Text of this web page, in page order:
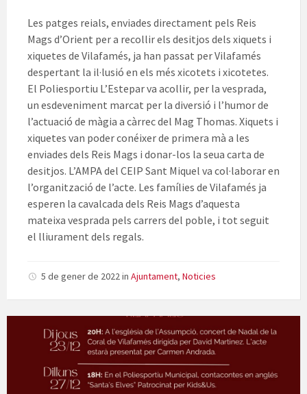
Les patges reials, enviades directament pels Reis
Mags d’Orient per a recollir els desitjos dels xiquets i
xiquetes de Vilafamés, ja han passat per Vilafamés
despertant la il·lusió en els més xicotets i xicotetes.
El Poliesportiu L’Estepar va acollir, per la vesprada,
un esdeveniment marcat per la diversió i l’humor de
l’actuació de màgia a càrrec del Mag Thomas. Xiquets i
xiquetes van poder conéixer de primera mà a les
enviades dels Reis Mags i donar-los la seua carta de
desitjos. L’AMPA del CEIP Sant Miquel va col·laborar en
l’organització de l’acte. Les famílies de Vilafamés ja
esperen la cavalcada dels Reis Mags d’aquesta
mateixa vesprada pels carrers del poble, i tot seguit
el lliurament dels regals.
5 de gener de 2022in Ajuntament, Noticies